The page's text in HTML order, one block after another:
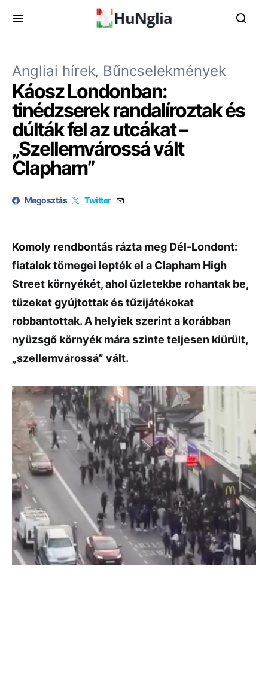
Angliai hírek Bűncselekmények
Káosz Londonban:
tinédzserek randalíroztak és
dúlták fel az utcákat –
„Szellemvárossá vált
Clapham”
Megosztás Twitter
Komoly rendbontás rázta meg Dél-Londont:
fiatalok tömegei lepték el a Clapham High
Street környékét, ahol üzletekbe rohantak be,
tüzeket gyújtottak és tűzijátékokat
robbantottak. A helyiek szerint a korábban
nyüzsgő környék mára szinte teljesen kiürült,
„szellemvárossá” vált.